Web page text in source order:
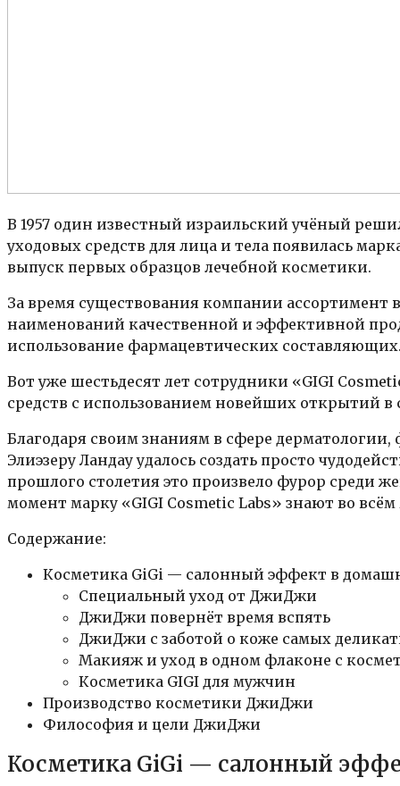
В 1957 один известный израильский учёный
уходовых средств для лица и тела появилась
выпуск первых образцов лечебной косметики.
За время существования компании ассортимент
наименований качественной и эффективной
использование фармацевтических
Вот уже шестьдесят лет сотрудники «GIGI
средств с использованием новейших открытий
Благодаря своим знаниям в сфере
Элиэзеру Ландау удалось создать просто
прошлого столетия это произвело фурор среди
момент марку «GIGI Cosmetic Labs» знают во
Содержание:
Косметика GiGi — салонный эффект в
Специальный уход от ДжиДжи
ДжиДжи повернёт время вспять
ДжиДжи с заботой о коже самых
Макияж и уход в одном флаконе с
Косметика GIGI для мужчин
Производство косметики ДжиДжи
Философия и цели ДжиДжи
Косметика GiGi — салонный